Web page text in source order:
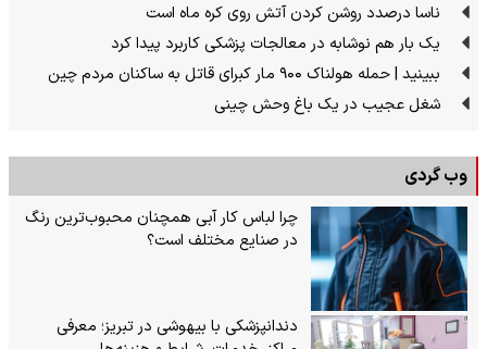
ناسا درصدد روشن کردن آتش روی کره ماه است
یک بار هم نوشابه در معالجات پزشکی کاربرد پیدا کرد
ببینید | حمله هولناک ۹۰۰ مار کبرای قاتل به ساکنان مردم چین
شغل عجیب در یک باغ وحش چینی
وب گردی
چرا لباس کار آبی همچنان محبوب‌ترین رنگ
در صنایع مختلف است؟
دندانپزشکی با بیهوشی در تبریز؛ معرفی